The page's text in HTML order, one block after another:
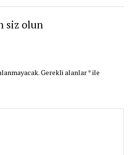
siz olun
Gerekli alanlar*ile